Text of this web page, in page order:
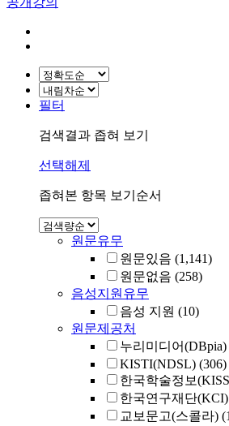
필터
검색결과 좁혀 보기
선택해제
좁혀본 항목 보기순서
원문유무
원문있음 (1,141)
원문없음 (258)
음성지원유무
음성 지원 (10)
원문제공처
누리미디어(DBpia)
KISTI(NDSL) (306)
한국학술정보
한국연구재단(KCI)
교보문고(스콜라)